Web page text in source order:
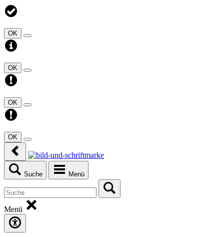
OK
OK
OK
OK
Suche Menü
Menü